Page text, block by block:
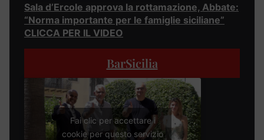
Sala d’Ercole approva la rottamazione, Abbate:
“Norma importante per le famiglie siciliane”
CLICCA PER IL VIDEO
BarSicilia
Fai clic per accettare i
cookie per questo servizio